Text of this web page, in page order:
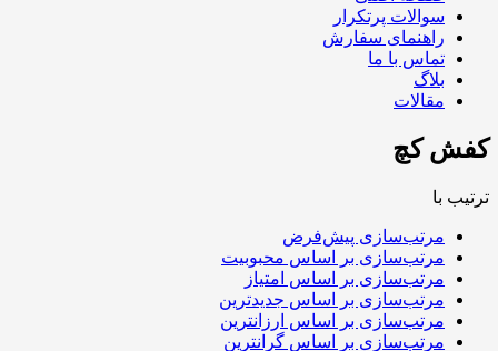
سوالات پرتکرار
راهنمای سفارش
تماس با ما
بلاگ
مقالات
کفش کچ
ترتیب با
مرتب‌سازی پیش‌فرض
مرتب‌سازی بر اساس محبوبیت
مرتب‌سازی بر اساس امتیاز
مرتب‌سازی بر اساس جدیدترین
مرتب‌سازی بر اساس ارزانترین
مرتب‌سازی بر اساس گرانترین